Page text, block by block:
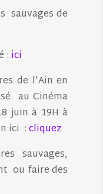
sauvages de
: ici
de l’Ain en
au Cinéma
juin à 19H à
ici :cliquez
sauvages,
ou faire des